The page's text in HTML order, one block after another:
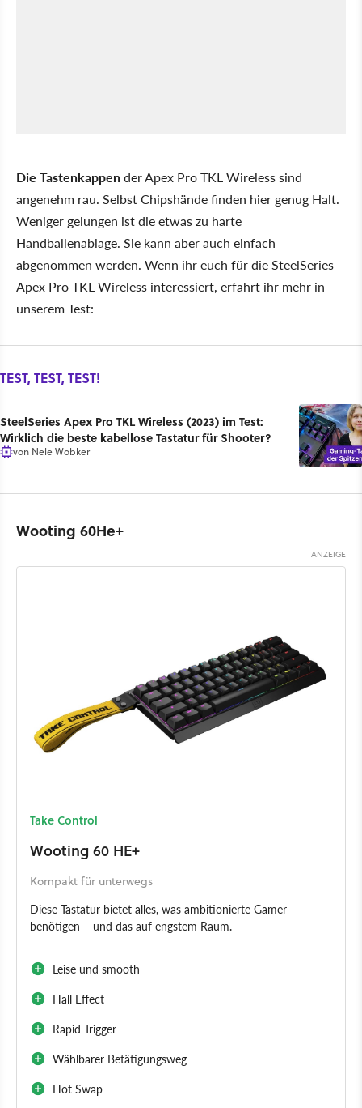
Die Tastenkappender Apex Pro TKL Wireless sind
angenehm rau. Selbst Chipshände finden hier genug Halt.
Weniger gelungen ist die etwas zu harte
Handballenablage. Sie kann aber auch einfach
abgenommen werden. Wenn ihr euch für die SteelSeries
Apex Pro TKL Wireless interessiert, erfahrt ihr mehr in
unserem Test:
TEST, TEST, TEST!
SteelSeries Apex Pro TKL Wireless (2023) im Test:
Wirklich die beste kabellose Tastatur für Shooter?
von Nele Wobker
Wooting 60He+
Take Control
Wooting 60 HE+
Kompakt für unterwegs
Diese Tastatur bietet alles, was ambitionierte Gamer
benötigen – und das auf engstem Raum.
Leise und smooth
Hall Effect
Rapid Trigger
Wählbarer Betätigungsweg
Hot Swap